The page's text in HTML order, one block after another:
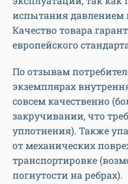
испытания давлением
Качество товара
европейского
По отзывам
экземплярах
совсем качественно
закручивании, что
уплотнения). Также
от механических
транспортировке
погнутости на ребрах).